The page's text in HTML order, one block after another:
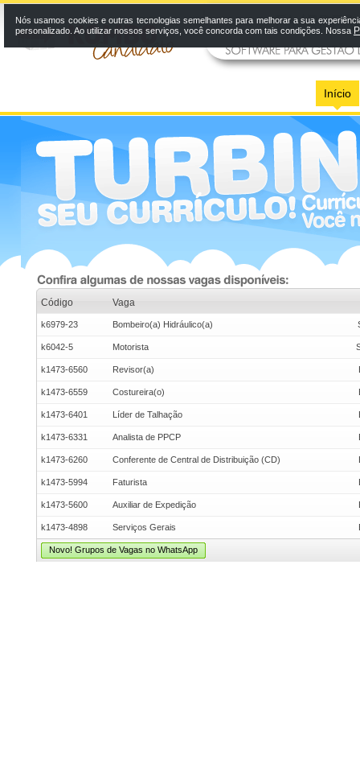
Início
Código Vaga
k6979-23 Bombeiro(a) Hidráulico(a)
k6042-5 Motorista
k1473-6560 Revisor(a)
k1473-6559 Costureira(o)
k1473-6401 Líder de Talhação
k1473-6331 Analista de PPCP
k1473-6260 Conferente de Central de Distribuição (CD)
k1473-5994 Faturista
k1473-5600 Auxiliar de Expedição
k1473-4898 Serviços Gerais
Novo! Grupos de Vagas no WhatsApp
Nós usamos cookies e outras tecnologias semelhantes para melhorar a sua
personalizado. Ao utilizar nossos serviços, você concorda com tais condições. Nossa